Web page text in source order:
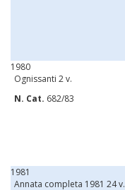
1980
Ognissanti 2 v.
N. Cat. 682/83
1981
Annata completa 1981 24 v.